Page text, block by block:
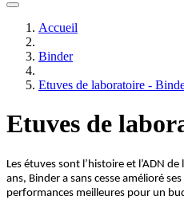
Accueil
Binder
Etuves de laboratoire -
Etuves de
Les étuves sont l’histoire et l’ADN
ans, Binder a sans cesse amélioré
performances meilleures pour un